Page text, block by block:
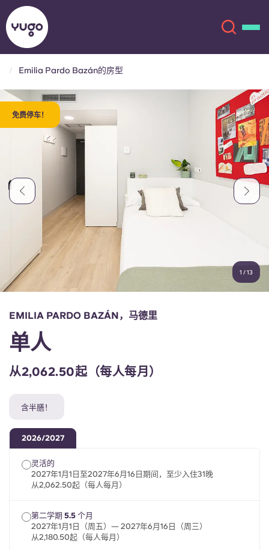
关于我们
地点
账户
English (GB)
English (US)
Español
Italian
Portuguese
选择一个国家
立即预订
English (US)
Español
Deutsch
Italian
Portuguese
Emilia Pardo Bazán的房型
免费停车！
1 /13
EMILIA PARDO BAZÁN，马德里
单人
从2,062.50起（每人每月）
含半膳！
2026/2027
灵活的
2027年1月1日至2027年6月16日期间，至少入住31晚
从2,062.50起（每人每月）
第二学期 5.5 个月
2027年1月1日（周五）— 2027年6月16日（周三）
从2,180.50起（每人每月）